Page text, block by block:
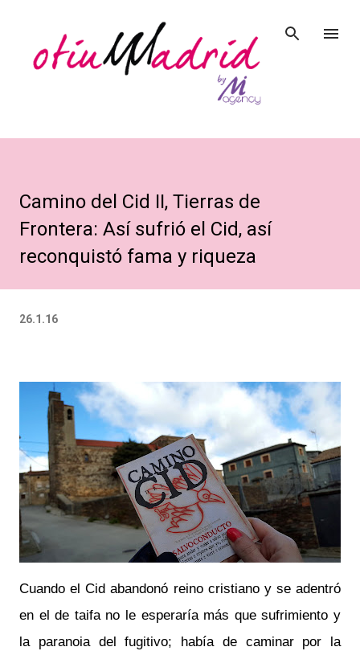
Ir al contenido principal
Camino del Cid II, Tierras de
Frontera: Así sufrió el Cid, así
reconquistó fama y riqueza
26.1.16
Cuando el Cid abandonó reino cristiano y se adentró
en el de taifa no le esperaría más que sufrimiento y
la paranoia del fugitivo; había de caminar por la